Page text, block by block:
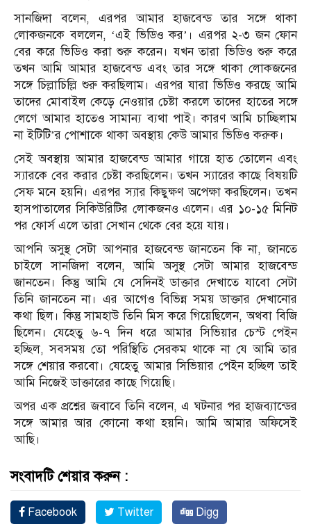
সানজিদা বলেন, এরপর আমার হাজবেন্ড তার সঙ্গে থাকা
লোকজনকে বললেন, ‘এই ভিডিও কর’। এরপর ২-৩ জন ফোন
বের করে ভিডিও করা শুরু করেন। যখন তারা ভিডিও শুরু করে
তখন আমি আমার হাজবেন্ড এবং তার সঙ্গে থাকা লোকজনের
সঙ্গে চিল্লাচিল্লি শুরু করছিলাম। এরপর যারা ভিডিও করছে আমি
তাদের মোবাইল কেড়ে নেওয়ার চেষ্টা করলে তাদের হাতের সঙ্গে
লেগে আমার হাতেও সামান্য ব্যথা পাই। কারণ আমি চাচ্ছিলাম
না ইটিটি’র পোশাকে থাকা অবস্থায় কেউ আমার ভিডিও করুক।
সেই অবস্থায় আমার হাজবেন্ড আমার গায়ে হাত তোলেন এবং
স্যারকে বের করার চেষ্টা করছিলেন। তখন স্যারের কাছে বিষয়টি
সেফ মনে হয়নি। এরপর স্যার কিছুক্ষণ অপেক্ষা করছিলেন। তখন
হাসপাতালের সিকিউরিটির লোকজনও এলেন। এর ১০-১৫ মিনিট
পর ফোর্স এলে তারা সেখান থেকে বের হয়ে যায়।
আপনি অসুস্থ সেটা আপনার হাজবেন্ড জানতেন কি না, জানতে
চাইলে সানজিদা বলেন, আমি অসুস্থ সেটা আমার হাজবেন্ড
জানতেন। কিন্তু আমি যে সেদিনই ডাক্তার দেখাতে যাবো সেটা
তিনি জানতেন না। এর আগেও বিভিন্ন সময় ডাক্তার দেখানোর
কথা ছিল। কিন্তু সামহাউ তিনি মিস করে গিয়েছিলেন, অথবা বিজি
ছিলেন। যেহেতু ৬-৭ দিন ধরে আমার সিভিয়ার চেস্ট পেইন
হচ্ছিল, সবসময় তো পরিস্থিতি সেরকম থাকে না যে আমি তার
সঙ্গে শেয়ার করবো। যেহেতু আমার সিভিয়ার পেইন হচ্ছিল তাই
আমি নিজেই ডাক্তারের কাছে গিয়েছি।
অপর এক প্রশ্নের জবাবে তিনি বলেন, এ ঘটনার পর হাজব্যান্ডের
সঙ্গে আমার আর কোনো কথা হয়নি। আমি আমার অফিসেই
আছি।
সংবাদটি শেয়ার করুন :
Facebook Twitter Digg